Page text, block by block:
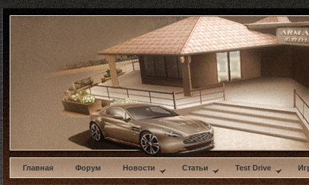
w
Главная Форум Новости Статьи Test Drive